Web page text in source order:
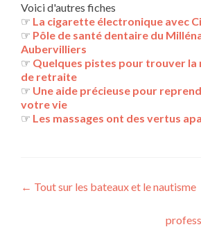
Voici d'autres fiches
☞ La cigarette électronique avec
☞ Pôle de santé dentaire du
Aubervilliers
☞ Quelques pistes pour trouver la
de retraite
☞ Une aide précieuse pour
votre vie
☞ Les massages ont des vertus
Navigation
← Tout sur les bateaux et le nautisme